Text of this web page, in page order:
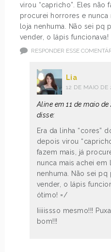
virou “capricho”. Eles não
procurei horrores e nunca
loja nenhuma. Não sei pq
vender, o lápis
RESPONDER ESSE
Lia
12 DE MAIO DE
Aline em 11 de maio de
disse:
Era da linha “cores”
depois virou
fazem mais, já
nunca mais achei em
nenhuma. Não sei pq
vender, o lápis
ótimo! =/
Iiiiissso mesmo!!!
bom!!!